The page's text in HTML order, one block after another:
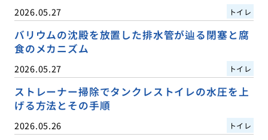
2026.05.27 トイレ
バリウムの沈殿を放置した排水管が辿る閉塞と腐
食のメカニズム
2026.05.27 トイレ
ストレーナー掃除でタンクレストイレの水圧を上
げる方法とその手順
2026.05.26 トイレ